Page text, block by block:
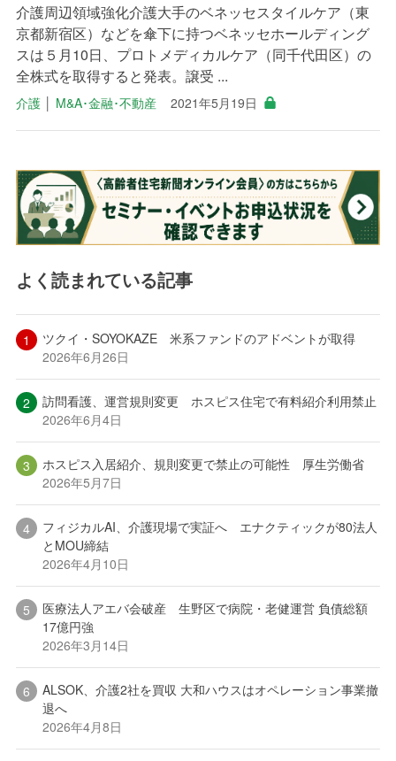
介護周辺領域強化介護大手のベネッセスタイルケア（東
京都新宿区）などを傘下に持つベネッセホールディング
スは５月10日、プロトメディカルケア（同千代田区）の
全株式を取得すると発表。譲受 ...
介護│ M&A･金融･不動産 2021年5月19日
よく読まれている記事
ツクイ・SOYOKAZE 米系ファンドのアドベントが取得
2026年6月26日
訪問看護、運営規則変更 ホスピス住宅で有料紹介利用禁止
2026年6月4日
ホスピス入居紹介、規則変更で禁止の可能性 厚生労働省
2026年5月7日
フィジカルAI、介護現場で実証へ エナクティックが80法人
とMOU締結
2026年4月10日
医療法人アエバ会破産 生野区で病院・老健運営 負債総額
17億円強
2026年3月14日
ALSOK、介護2社を買収 大和ハウスはオペレーション事業撤
退へ
2026年4月8日